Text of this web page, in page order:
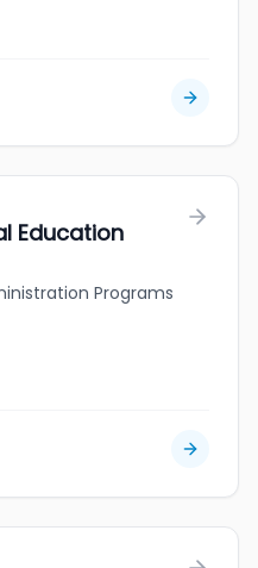
Education
Programs